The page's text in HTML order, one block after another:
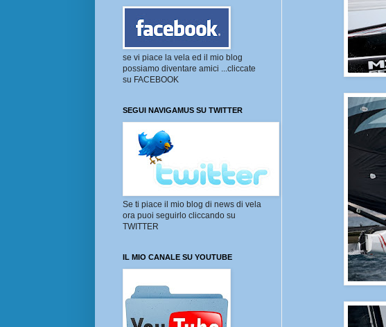
se vi piace la vela ed il mio blog
possiamo diventare amici ...cliccate
su FACEBOOK
SEGUI NAVIGAMUS SU TWITTER
Se ti piace il mio blog di news di vela
ora puoi seguirlo cliccando su
TWITTER
IL MIO CANALE SU YOUTUBE